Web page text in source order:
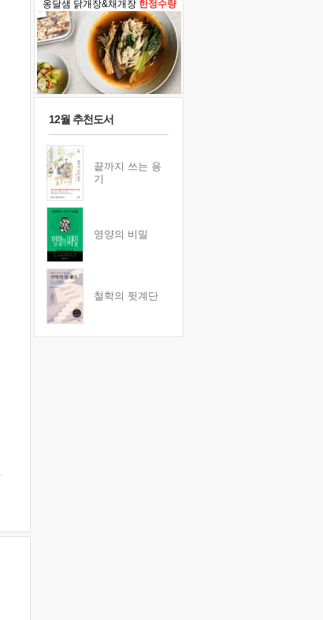
옹달샘 닭개장&채개장 한정수량
12월 추천도서
끝까지 쓰는 용
기
영양의 비밀
철학의 뒷계단